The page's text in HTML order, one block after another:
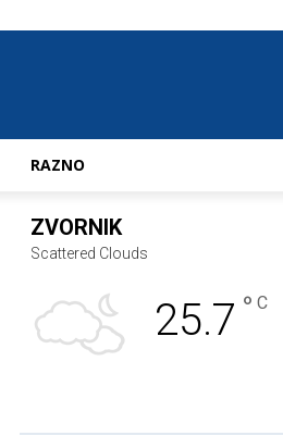
RAZNO
ZVORNIK
Scattered Clouds
25.7 ° C